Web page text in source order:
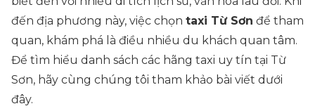
đến địa phương này, việc chọn taxi Từ Sơn để tham
quan, khám phá là điều nhiều du khách quan tâm.
Để tìm hiểu danh sách các hãng taxi uy tín tại Từ
Sơn, hãy cùng chúng tôi tham khảo bài viết dưới
đây.